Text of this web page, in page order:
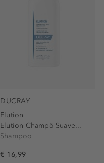
DUCRAY
Elution
Elution Champô Suave...
Shampoo
€ 16,99